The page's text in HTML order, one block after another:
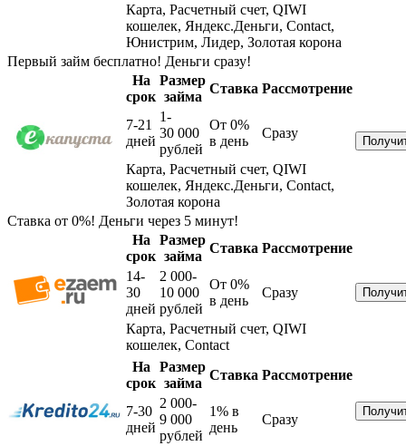
Карта, Расчетный счет, QIWI
кошелек, Яндекс.Деньги, Contact,
Юнистрим, Лидер, Золотая корона
Первый займ бесплатно! Деньги сразу!
На
срок
Размер
займа
Ставка Рассмотрение
7-21
дней
1-
30 000
рублей
От 0%
в день
Сразу
Карта, Расчетный счет, QIWI
кошелек, Яндекс.Деньги, Contact,
Золотая корона
Ставка от 0%! Деньги через 5 минут!
На
срок
Размер
займа
Ставка Рассмотрение
14-
30
дней
2 000-
10 000
рублей
От 0%
в день
Сразу
Карта, Расчетный счет, QIWI
кошелек, Contact
На
срок
Размер
займа
Ставка Рассмотрение
7-30
дней
2 000-
9 000
рублей
1% в
день
Сразу